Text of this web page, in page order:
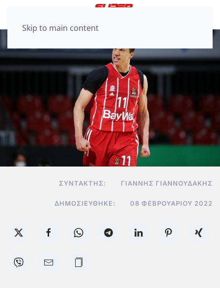
Skip to main content
ΣΥΝΤΆΚΤΗΣ: ΓΙΆΝΝΗΣ ΓΙΑΝΝΟΥΔΆΚΗΣ
ΔΗΜΟΣΙΕΎΘΗΚΕ: 08 ΦΕΒΡΟΥΑΡΊΟΥ 2022